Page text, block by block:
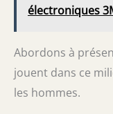
électroniques
Abordons à
jouent dans ce
les hommes.